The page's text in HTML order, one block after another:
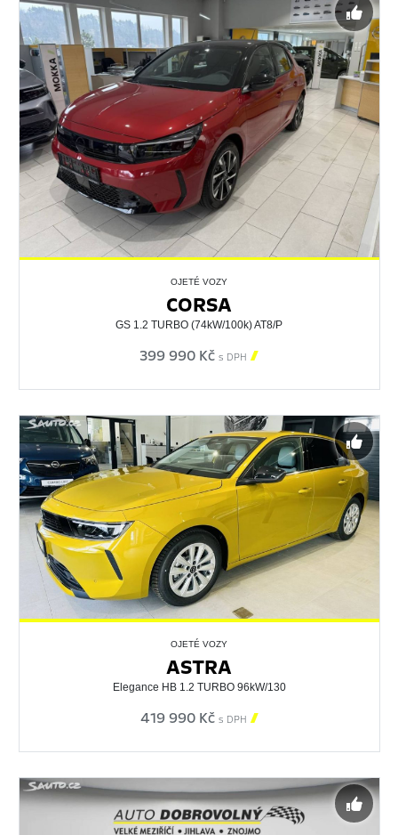
OJETÉ VOZY
CORSA
GS 1.2 TURBO (74kW/100k) AT8/P
399 990 Kč s DPH 
OJETÉ VOZY
ASTRA
Elegance HB 1.2 TURBO 96kW/130
419 990 Kč s DPH 